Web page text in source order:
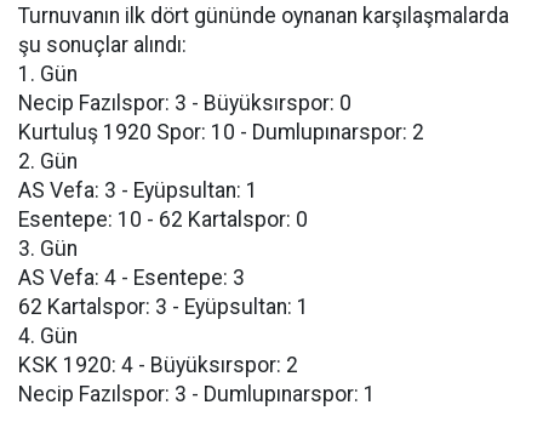
Turnuvanın ilk dört gününde oynanan karşılaşmalarda
şu sonuçlar alındı:
1. Gün
Necip Fazılspor: 3 - Büyüksırspor: 0
Kurtuluş 1920 Spor: 10 - Dumlupınarspor: 2
2. Gün
AS Vefa: 3 - Eyüpsultan: 1
Esentepe: 10 - 62 Kartalspor: 0
3. Gün
AS Vefa: 4 - Esentepe: 3
62 Kartalspor: 3 - Eyüpsultan: 1
4. Gün
KSK 1920: 4 - Büyüksırspor: 2
Necip Fazılspor: 3 - Dumlupınarspor: 1